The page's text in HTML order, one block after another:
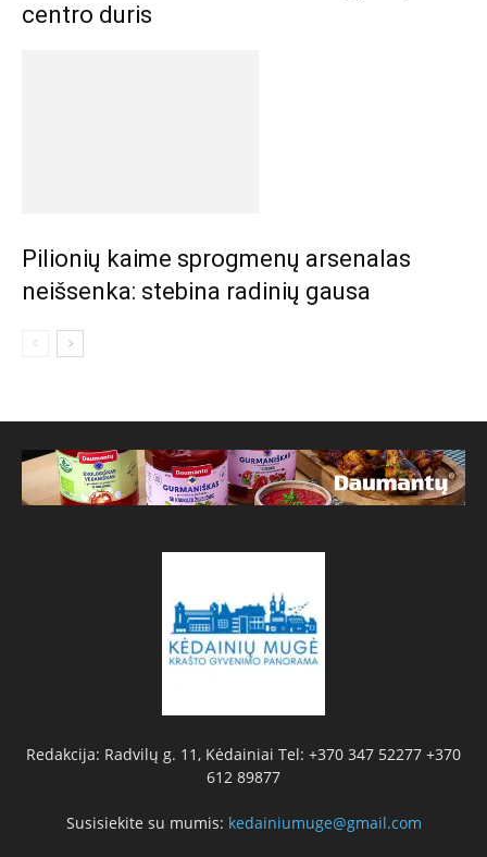
centro duris
Pilionių kaime sprogmenų arsenalas
neišsenka: stebina radinių gausa
Redakcija: Radvilų g. 11, Kėdainiai Tel: +370 347 52277 +370
612 89877
Susisiekite su mumis: kedainiumuge@gmail.com